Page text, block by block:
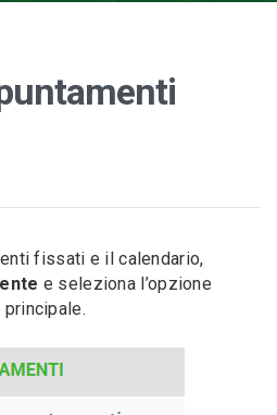
fissati e il calendario,
e seleziona l’opzione
principale.